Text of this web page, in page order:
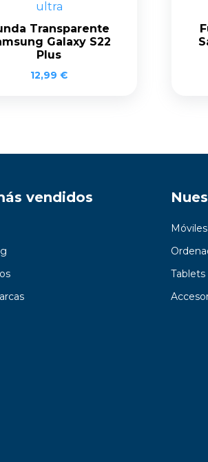
Transparente
Galaxy S22
Plus
12,99 €
vendidos
Móviles
Tablets